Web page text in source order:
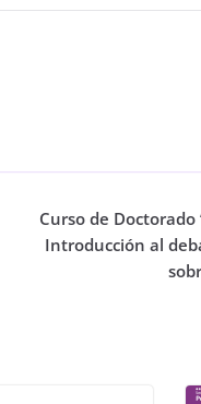
Curso de
Introducción al